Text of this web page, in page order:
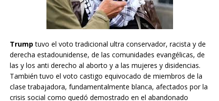
Trump tuvo el voto tradicional ultra conservador, racista y de
derecha estadounidense, de las comunidades evangélicas, de
las y los anti derecho al aborto y a las mujeres y disidencias.
También tuvo el voto castigo equivocado de miembros de la
clase trabajadora, fundamentalmente blanca, afectados por la
crisis social como quedó demostrado en el abandonado